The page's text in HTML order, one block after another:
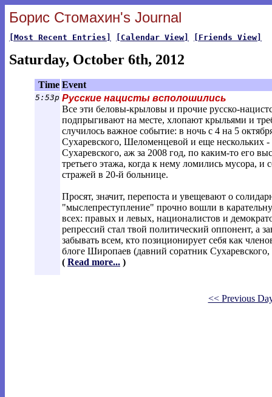
Борис Стомахин's Journal
[Most Recent Entries] [Calendar View] [Friends View]
Saturday, October 6th, 2012
Time Event
5:53p Русские нацисты всполошились
Все эти беловы-крыловы и прочие русско-
подпрыгивают на месте, хлопают крыльями и
случилось важное событие: в ночь с 4 на 5
Сухаревского, Шеломенцевой и еще нескольких
Сухаревского, аж за 2008 год, по каким-то его
третьего этажа, когда к нему ломились мусора,
стражей в 20-й больнице.
Просят, значит, перепоста и увещевают о
"мыслепреступление" прочно вошли в
всех: правых и левых, националистов и
репрессий стал твой политический оппонент, а
забывать всем, кто позиционирует себя как
блоге Широпаев (давний соратник Сухаревского,
( Read more... )
<< Previous